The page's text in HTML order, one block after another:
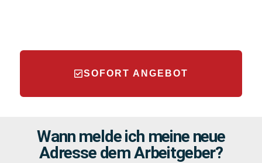
SOFORT ANGEBOT
Wann melde ich meine neue
Adresse dem Arbeitgeber?